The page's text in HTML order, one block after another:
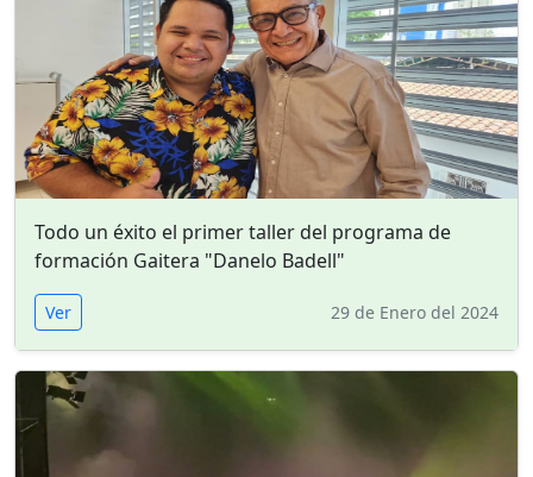
Todo un éxito el primer taller del programa de
formación Gaitera "Danelo Badell"
Ver 29 de Enero del 2024